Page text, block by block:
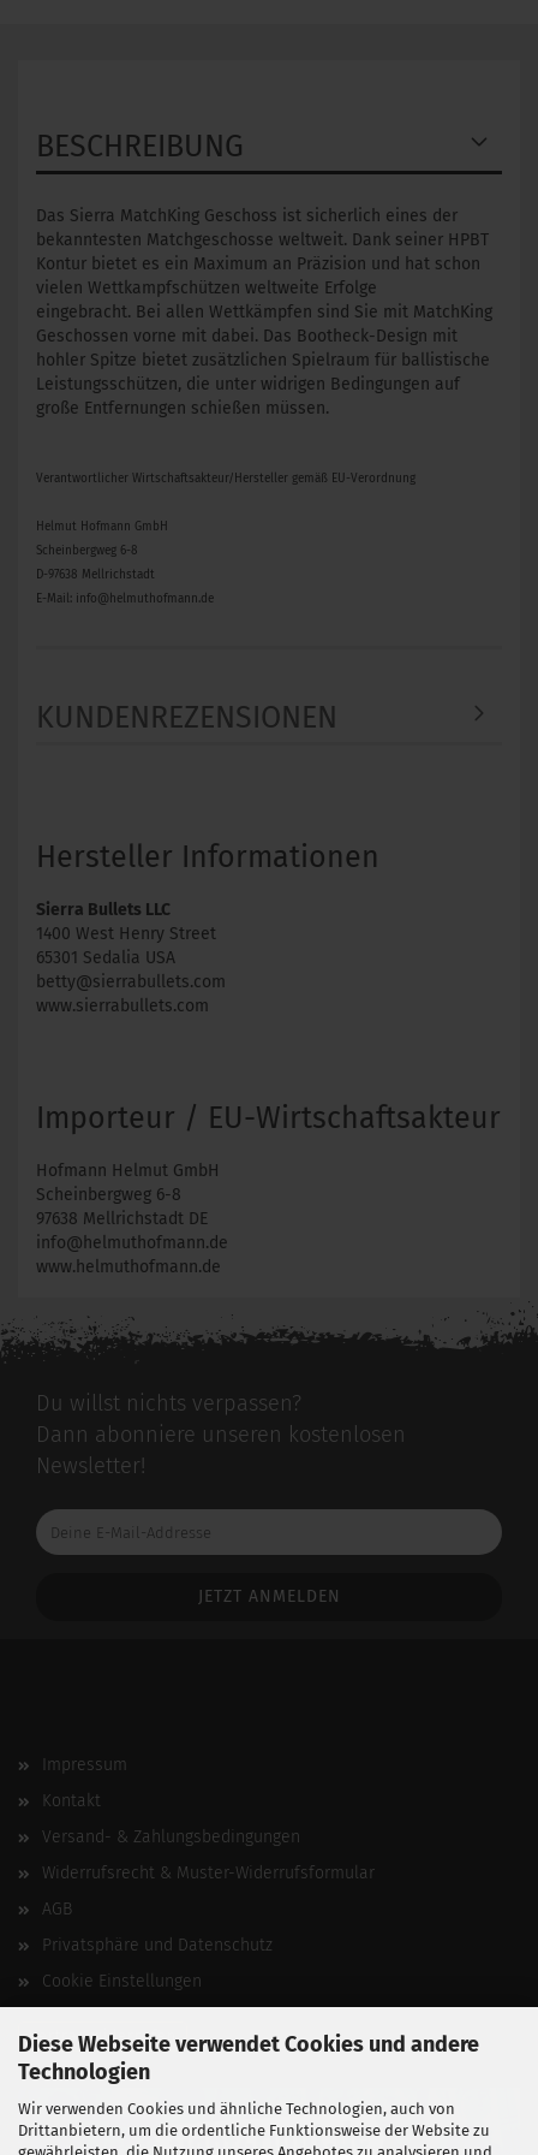
Diese Webseite verwendet Cookies und andere
Technologien
Wir verwenden Cookies und ähnliche Technologien, auch von
Drittanbietern, um die ordentliche Funktionsweise der Website zu
BESCHREIBUNG
Das Sierra MatchKing Geschoss ist sicherlich eines der
bekanntesten Matchgeschosse weltweit. Dank seiner HPBT
Kontur bietet es ein Maximum an Präzision und hat schon
vielen Wettkampfschützen weltweite Erfolge
eingebracht. Bei allen Wettkämpfen sind Sie mit MatchKing
Geschossen vorne mit dabei. Das Bootheck-Design mit
hohler Spitze bietet zusätzlichen Spielraum für ballistische
Leistungsschützen, die unter widrigen Bedingungen auf
große Entfernungen schießen müssen.
Verantwortlicher Wirtschaftsakteur/Hersteller gemäß EU-Verordnung
Helmut Hofmann GmbH
Scheinbergweg 6-8
D-97638 Mellrichstadt
E-Mail: info@helmuthofmann.de
KUNDENREZENSIONEN
Hersteller Informationen
Sierra Bullets LLC
1400 West Henry Street
65301 Sedalia USA
betty@sierrabullets.com
www.sierrabullets.com
Importeur / EU-Wirtschaftsakteur
Hofmann Helmut GmbH
Scheinbergweg 6-8
97638 Mellrichstadt DE
info@helmuthofmann.de
www.helmuthofmann.de
Du willst nichts verpassen?
Dann abonniere unseren kostenlosen
Newsletter!
Deine
E-
Impressum
Kontakt
Versand- & Zahlungsbedingungen
Widerrufsrecht & Muster-Widerrufsformular
AGB
Privatsphäre und Datenschutz
Cookie Einstellungen
Vertrag widerrufen